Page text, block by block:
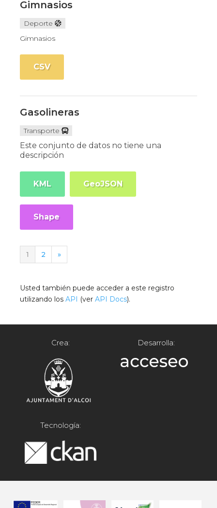
Gimnasios
Deporte
Gimnasios
CSV
Gasolineras
Transporte
Este conjunto de datos no tiene una
descripción
KML GeoJSON
Shape
1 2 »
Usted también puede acceder a este registro
utilizando losAPI (verAPI Docs).
Crea: Desarrolla:
Tecnología: